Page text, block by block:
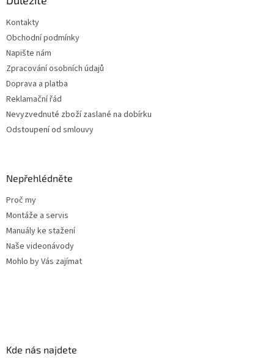
Kontakty
Obchodní podmínky
Napište nám
Zpracování osobních údajů
Doprava a platba
Reklamační řád
Nevyzvednuté zboží zaslané na dobírku
Odstoupení od smlouvy
Nepřehlédněte
Proč my
Montáže a servis
Manuály ke stažení
Naše videonávody
Mohlo by Vás zajímat
Kde nás najdete